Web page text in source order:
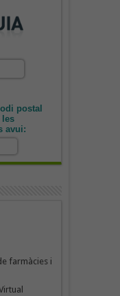
postal
avui:
farmàcies i